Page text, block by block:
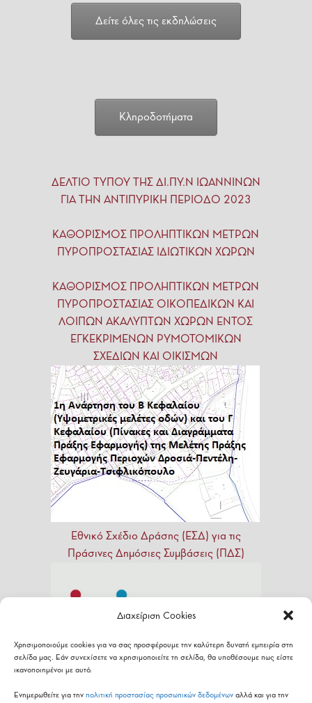
Διαχείριση Cookies
Χρησιμοποιούμε cookies για να σας προσφέρουμε την καλύτερη δυνατή εμπειρία στη
σελίδα μας. Εάν συνεχίσετε να χρησιμοποιείτε τη σελίδα, θα υποθέσουμε πως είστε
ικανοποιημένοι με αυτό.
Ενημερωθείτε για την πολιτική προστασίας προσωπικών δεδομένων αλλά και για την
Δείτε όλες τις εκδηλώσεις
Κληροδοτήματα
ΔΕΛΤΙΟ ΤΥΠΟΥ ΤΗΣ ΔΙ.ΠΥ.Ν ΙΩΑΝΝΙΝΩΝ
ΓΙΑ ΤΗΝ ΑΝΤΙΠΥΡΙΚΗ ΠΕΡΙΟΔΟ 2023
ΚΑΘΟΡΙΣΜΟΣ ΠΡΟΛΗΠΤΙΚΩΝ ΜΕΤΡΩΝ
ΠΥΡΟΠΡΟΣΤΑΣΙΑΣ ΙΔΙΩΤΙΚΩΝ ΧΩΡΩΝ
ΚΑΘΟΡΙΣΜΟΣ ΠΡΟΛΗΠΤΙΚΩΝ ΜΕΤΡΩΝ
ΠΥΡΟΠΡΟΣΤΑΣΙΑΣ ΟΙΚΟΠΕΔΙΚΩΝ ΚΑΙ
ΛΟΙΠΩΝ ΑΚΑΛΥΠΤΩΝ ΧΩΡΩΝ ΕΝΤΟΣ
ΕΓΚΕΚΡΙΜΕΝΩΝ ΡΥΜΟΤΟΜΙΚΩΝ
ΣΧΕΔΙΩΝ ΚΑΙ ΟΙΚΙΣΜΩΝ
Εθνικό Σχέδιο Δράσης (ΕΣΔ) για τις
Πράσινες Δημόσιες Συμβάσεις (ΠΔΣ)